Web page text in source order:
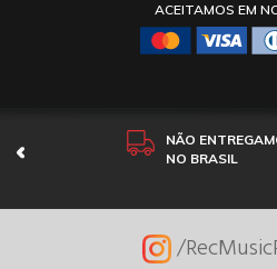
ACEITAMOS EM
NÃO
NO BRASIL
/